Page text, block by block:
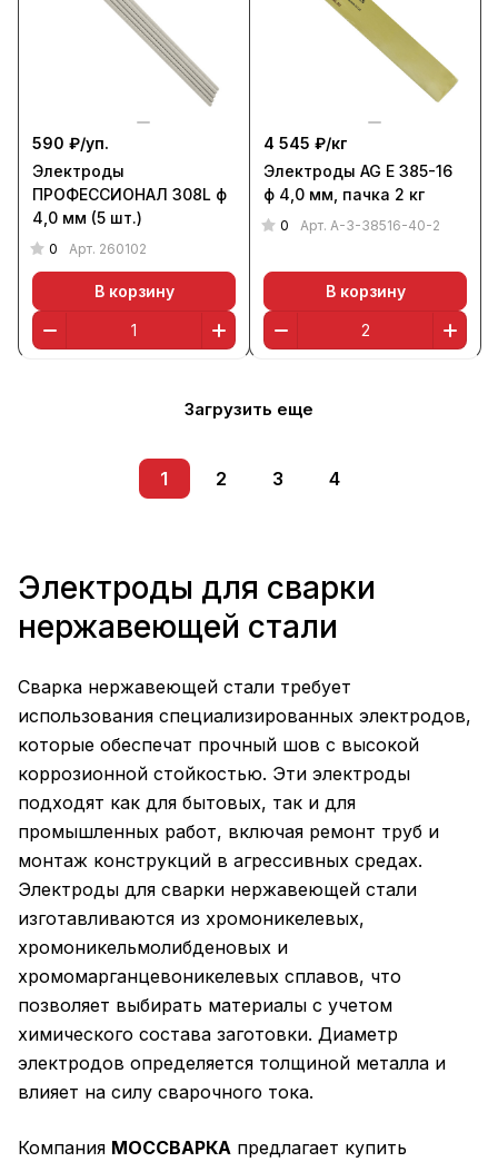
590 ₽/уп.
Электроды
ПРОФЕССИОНАЛ 308L ф
4,0 мм (5 шт.)
0 Арт. 260102
В корзину
4 545 ₽/кг
Электроды AG E 385-16
ф 4,0 мм, пачка 2 кг
0 Арт. A-3-38516-40-2
В корзину
Загрузить еще
1 2 3 4
Электроды для сварки
нержавеющей стали
Сварка нержавеющей стали требует
использования специализированных электродов,
которые обеспечат прочный шов с высокой
коррозионной стойкостью. Эти электроды
подходят как для бытовых, так и для
промышленных работ, включая ремонт труб и
монтаж конструкций в агрессивных средах.
Электроды для сварки нержавеющей стали
изготавливаются из хромоникелевых,
хромоникельмолибденовых и
хромомарганцевоникелевых сплавов, что
позволяет выбирать материалы с учетом
химического состава заготовки. Диаметр
электродов определяется толщиной металла и
влияет на силу сварочного тока.
Компания МОССВАРКА предлагает купить